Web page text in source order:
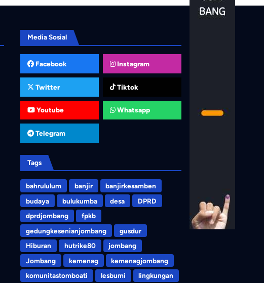
Media Sosial
Facebook Instagram
Twitter Tiktok
Youtube Whatsapp
Telegram
Tags
bahrululum banjir
banjirkesamben
budaya
bulukumba desa
DPRD
dprdjombang
fpkb
gedungkesenianjombang
gusdur
Hiburan
hutrike80
jombang
Jombang
kemenag
kemenagjombang
komunitastomboati
lesbumi lingkungan